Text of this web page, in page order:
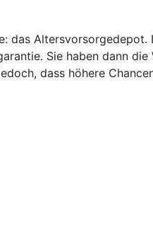
das
Sie haben dann
dass höhere